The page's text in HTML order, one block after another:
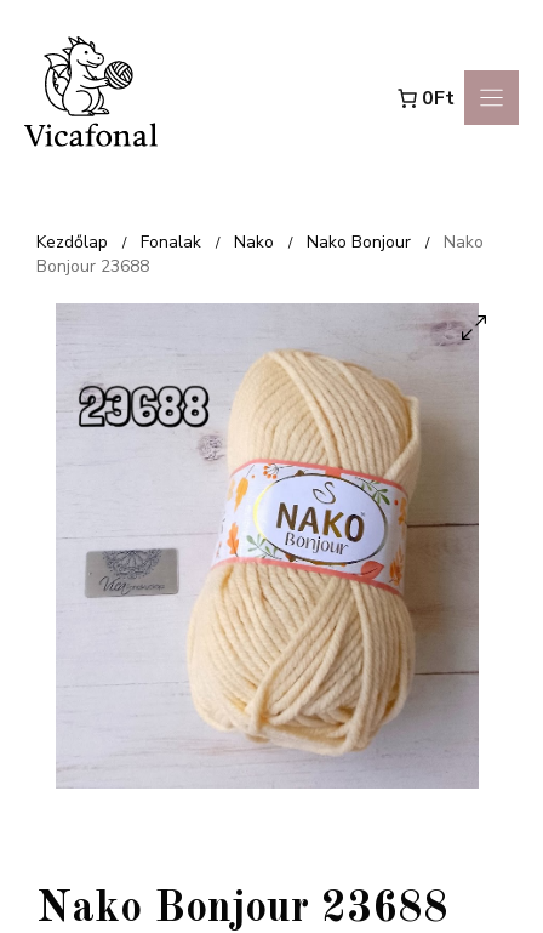
Kilépés
tartalomba
0Ft
Kezdőlap / Fonalak / Nako / Nako Bonjour /
Nako
Bonjour 23688
Nako Bonjour 23688